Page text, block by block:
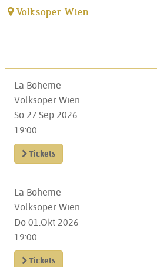
Volksoper Wien
La Boheme
Volksoper Wien
So 27.Sep 2026
19:00
Tickets
La Boheme
Volksoper Wien
Do 01.Okt 2026
19:00
Tickets